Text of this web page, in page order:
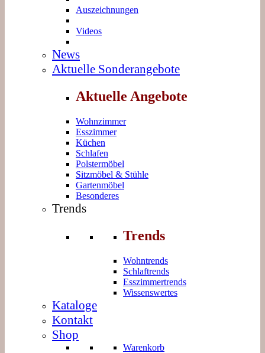
Auszeichnungen
Videos
News
Aktuelle Sonderangebote
Aktuelle Angebote
Wohnzimmer
Esszimmer
Küchen
Schlafen
Polstermöbel
Sitzmöbel & Stühle
Gartenmöbel
Besonderes
Trends
Trends
Wohntrends
Schlaftrends
Esszimmertrends
Wissenswertes
Kataloge
Kontakt
Shop
Warenkorb